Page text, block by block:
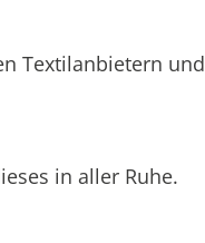
Textilanbietern und
in aller Ruhe.